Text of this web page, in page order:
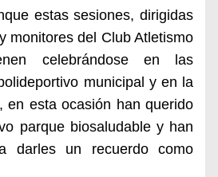
estas sesiones, dirigidas
monitores del Club Atletismo
celebrándose en las
municipal y en la
en esta ocasión han querido
parque biosaludable y han
darles un recuerdo como